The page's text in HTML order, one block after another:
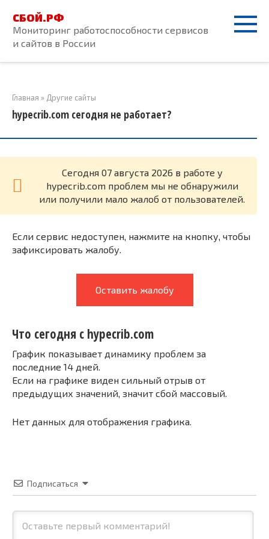
контенту
СБОЙ.РФ
Мониторинг работоспособности сервисов
и сайтов в России
Главная » Другие сайты
hypecrib.com сегодня не работает?
Cегодня 07 августа 2026 в работе у
hypecrib.com проблем мы не обнаружили
или получили мало жалоб от пользователей.
Если сервис недоступен, нажмите на кнопку, чтобы
зафиксировать жалобу.
Оставить жалобу
Что сегодня с hypecrib.com
График показывает динамику проблем за
последние 14 дней.
Если на графике виден сильный отрыв от
предыдущих значений, значит сбой массовый.
Нет данных для отображения графика.
Подписаться